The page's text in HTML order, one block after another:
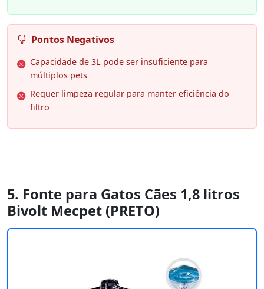
Pontos Negativos
Capacidade de 3L pode ser insuficiente para
múltiplos pets
Requer limpeza regular para manter eficiência do
filtro
5. Fonte para Gatos Cães 1,8 litros
Bivolt Mecpet (PRETO)